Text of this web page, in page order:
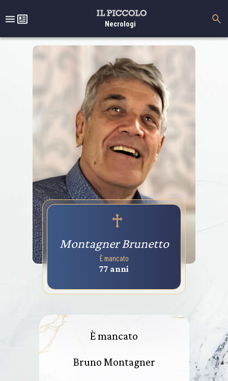
Necrologi
Montagner Brunetto
È mancato
77 anni
È mancato
Bruno Montagner